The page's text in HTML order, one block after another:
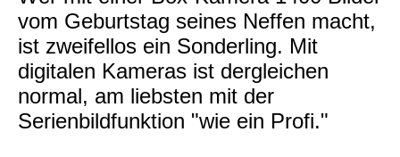
vom Geburtstag seines Neffen macht,
ist zweifellos ein Sonderling. Mit
digitalen Kameras ist dergleichen
normal, am liebsten mit der
Serienbildfunktion "wie ein Profi."